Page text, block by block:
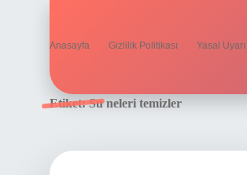
Anasayfa Gizlilik Politikası Yasal Uyarı
Etiket:Su neleri temizler